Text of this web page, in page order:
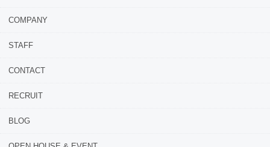
COMPANY
STAFF
CONTACT
RECRUIT
BLOG